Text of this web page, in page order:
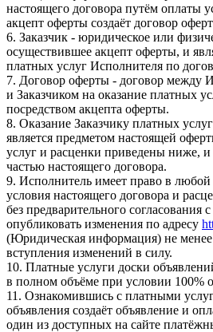
настоящего договора путём оплаты
акцепт оферты создаёт договор
6. Заказчик - юридическое или
осуществившее акцепт оферты, и
платных услуг Исполнителя по
7. Договор оферты - договор между
и Заказчиком на оказание платных
посредством акцепта оферты.
8. Оказание Заказчику платных
является предметом настоящей
услуг и расценки приведены ниже,
частью настоящего договора.
9. Исполнитель имеет право в
условия настоящего договора и
без предварительного согласования
опубликовать изменения по адресу
(Юридическая информация) не менее
вступления изменений в силу.
10. Платные услуги доски
в полном объёме при условии 100%
11. Ознакомившись с платными
объявления создаёт объявление и
один из доступных на сайте